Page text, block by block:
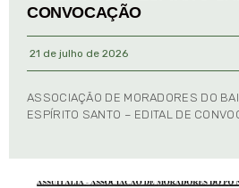
CONVOCAÇÃO
21 de julho de 2026
ASSOCIAÇÃO DE MORADORES DO
ESPÍRITO SANTO – EDITAL DE